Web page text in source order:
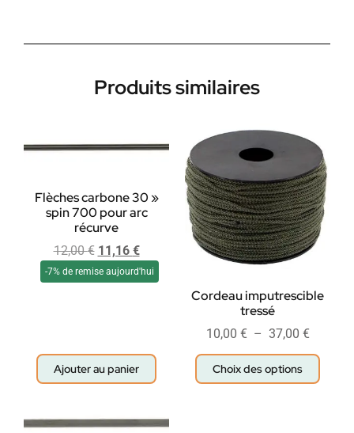
Produits similaires
Flèches carbone 30 »
spin 700 pour arc
récurve
12,00€ 11,16 €
-7% de remise aujourd'hui
Ajouter au panier
Cordeau imputrescible
tressé
10,00 € – 37,00 €
Choix des options